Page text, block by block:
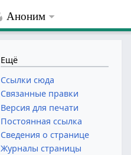
Аноним
Ещё
Ссылки сюда
Связанные правки
Версия для печати
Постоянная ссылка
Сведения о странице
Журналы страницы